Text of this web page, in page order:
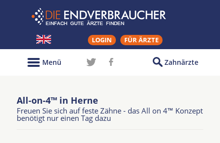
LOGIN FÜR ÄRZTE
Zahnärzte
Menü
All-on-4™ in Herne
Freuen Sie sich auf feste Zähne - das All on 4™ Konzept
benötigt nur einen Tag dazu